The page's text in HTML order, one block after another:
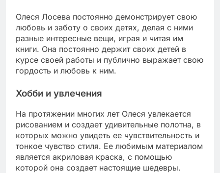
Олеся Лосева постоянно демонстрирует свою
любовь и заботу о своих детях, делая с ними
разные интересные вещи, играя и читая им
книги. Она постоянно держит своих детей в
курсе своей работы и публично выражает свою
гордость и любовь к ним.
Хобби и увлечения
На протяжении многих лет Олеся увлекается
рисованием и создает удивительные полотна, в
которых можно увидеть ее чувствительность и
тонкое чувство стиля. Ее любимым материалом
является акриловая краска, с помощью
которой она создает настоящие шедевры.